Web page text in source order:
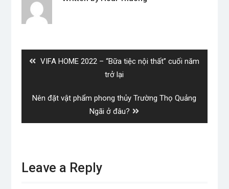
Previous
VIFA HOME 2022 – “Bữa tiệc nội thất” cuối năm
trở lại
Next
Nên đặt vật phẩm phong thủy Trường Thọ Quảng
Ngãi ở đâu?
Leave a Reply